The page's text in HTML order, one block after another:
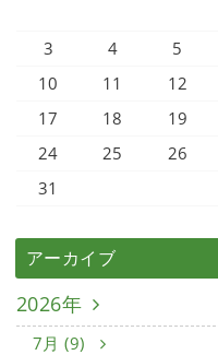
3
4 5
10
11 12
17
18 19
24
25 26
31
アーカイブ
2026年
7月 (9)